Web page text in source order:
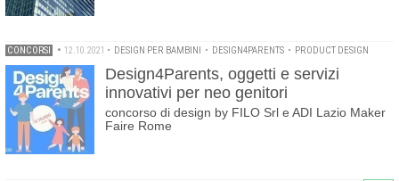
CONCORSI • 12.10.2021 • DESIGN PER BAMBINI • DESIGN4PARENTS • PRODUCT DESIGN
Design4Parents, oggetti e servizi
innovativi per neo genitori
concorso di design by FILO Srl e ADI Lazio Maker
Faire Rome